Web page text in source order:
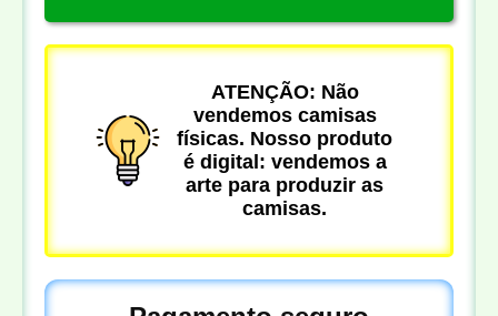
ATENÇÃO: Não
vendemos camisas
físicas. Nosso produto
é digital: vendemos a
arte para produzir as
camisas.